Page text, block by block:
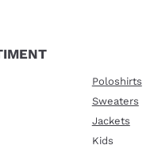
Poloshirts
Sweaters
Jackets
Kids